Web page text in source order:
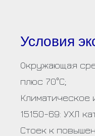
Условия
Окружающая
плюс 70°С;
Климатическое
15150-69: УХЛ
Стоек к